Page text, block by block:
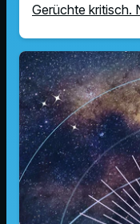
Gerüchte kritisch.